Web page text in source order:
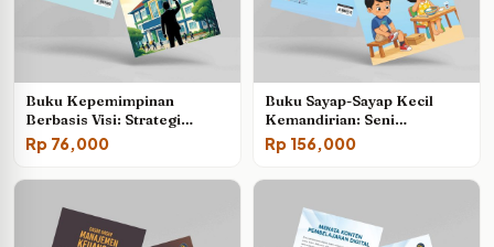
Buku Kepemimpinan
Berbasis Visi: Strategi
Kolaboratif Membangun
Identitas dan Arah Sekolah
Rp 76,000
Buku Sayap-Sayap Kecil
Kemandirian: Seni
Kolaborasi Guru dan Orang
Tua dalam Menuntun Anak
Rp 156,000